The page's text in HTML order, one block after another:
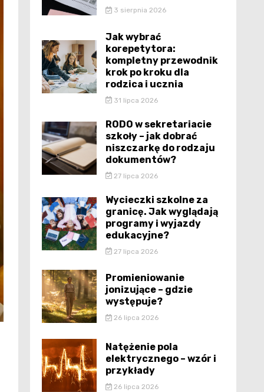
3 sierpnia 2026
Jak wybrać
korepetytora:
kompletny przewodnik
krok po kroku dla
rodzica i ucznia
31 lipca 2026
RODO w sekretariacie
szkoły – jak dobrać
niszczarkę do rodzaju
dokumentów?
27 lipca 2026
Wycieczki szkolne za
granicę. Jak wyglądają
programy i wyjazdy
edukacyjne?
27 lipca 2026
Promieniowanie
jonizujące – gdzie
występuje?
26 lipca 2026
Natężenie pola
elektrycznego – wzór i
przykłady
26 lipca 2026